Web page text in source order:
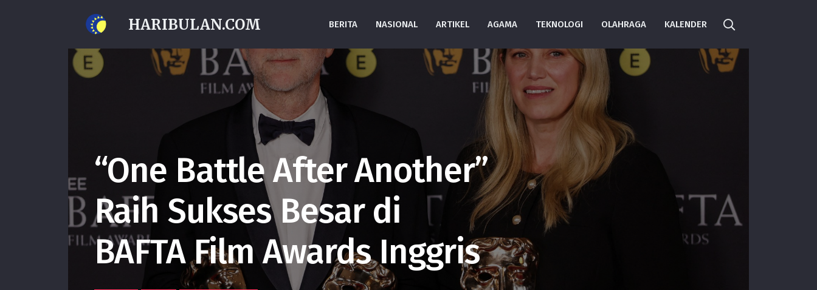
HARIBULAN.COM BERITA NASIONAL ARTIKEL AGAMA TEKNOLOGI OLAHRAGA KALENDER
“One Battle After Another”
Raih Sukses Besar di
BAFTA Film Awards Inggris